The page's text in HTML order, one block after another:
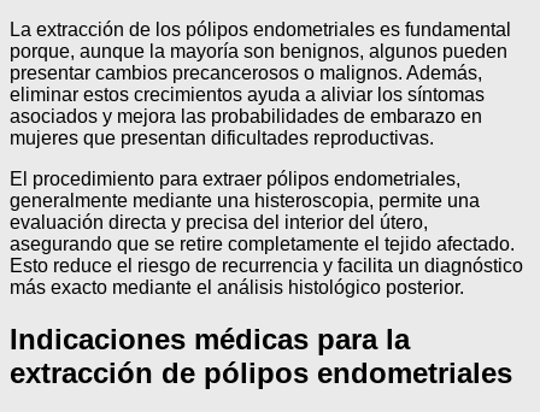
La extracción de los pólipos endometriales es fundamental
porque, aunque la mayoría son benignos, algunos pueden
presentar cambios precancerosos o malignos. Además,
eliminar estos crecimientos ayuda a aliviar los síntomas
asociados y mejora las probabilidades de embarazo en
mujeres que presentan dificultades reproductivas.
El procedimiento para extraer pólipos endometriales,
generalmente mediante una histeroscopia, permite una
evaluación directa y precisa del interior del útero,
asegurando que se retire completamente el tejido afectado.
Esto reduce el riesgo de recurrencia y facilita un diagnóstico
más exacto mediante el análisis histológico posterior.
Indicaciones médicas para la
extracción de pólipos endometriales